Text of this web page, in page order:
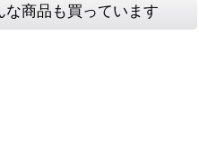
商品も買っています